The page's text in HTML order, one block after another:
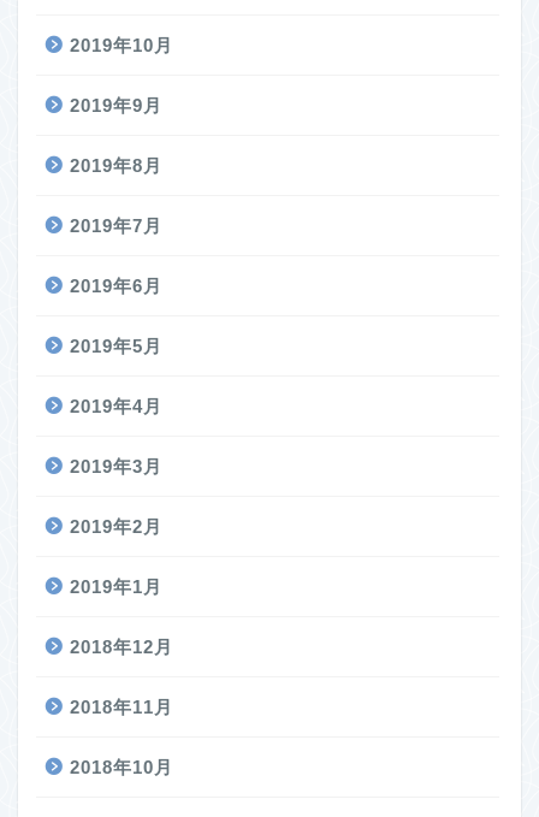
2019年10月
2019年9月
2019年8月
2019年7月
2019年6月
2019年5月
2019年4月
2019年3月
2019年2月
2019年1月
2018年12月
2018年11月
2018年10月